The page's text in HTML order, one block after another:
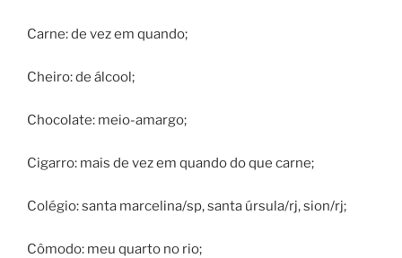
Carne: de vez em quando;
Cheiro: de álcool;
Chocolate: meio-amargo;
Cigarro: mais de vez em quando do que carne;
Colégio: santa marcelina/sp, santa úrsula/rj, sion/rj;
Cômodo: meu quarto no rio;